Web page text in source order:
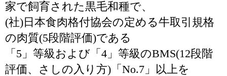
家で飼育された黒毛和種で、
(社)日本食肉格付協会の定める牛取引規格
の肉質(5段階評価)である
「5」等級および「4」等級のBMS(12段階
評価、さしの入り方)「No.7」以上を